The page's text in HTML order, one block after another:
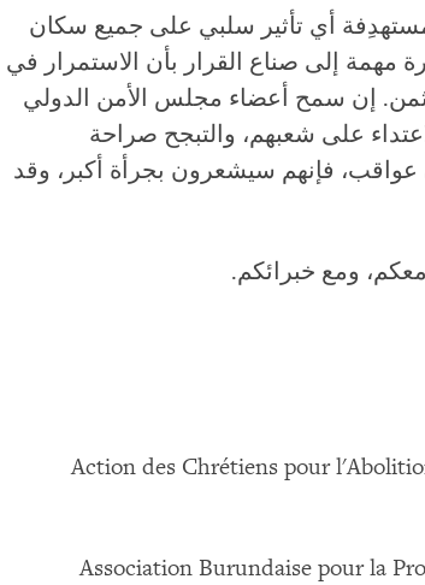
أي تأثير سلبي على جميع سكان
مهمة إلى صناع القرار بأن الاستمرار في
ثمن. إن سمح أعضاء مجلس الأمن الدولي
على شعبهم، والتبجح صراحة
فإنهم سيشعرون بجرأة أكبر، وقد
ومع خبرائكم.
Action des Chrétiens pour
Association Burundaise pour la